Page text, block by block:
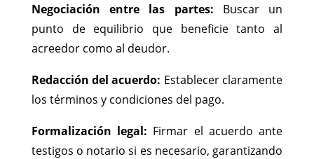
Negociación entre las partes: Buscar un
punto de equilibrio que beneficie tanto al
acreedor como al deudor.
Redacción del acuerdo: Establecer claramente
los términos y condiciones del pago.
Formalización legal: Firmar el acuerdo ante
testigos o notario si es necesario, garantizando